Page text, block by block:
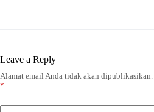
Leave a Reply
Alamat email Anda tidak akan dipublikasikan.
*